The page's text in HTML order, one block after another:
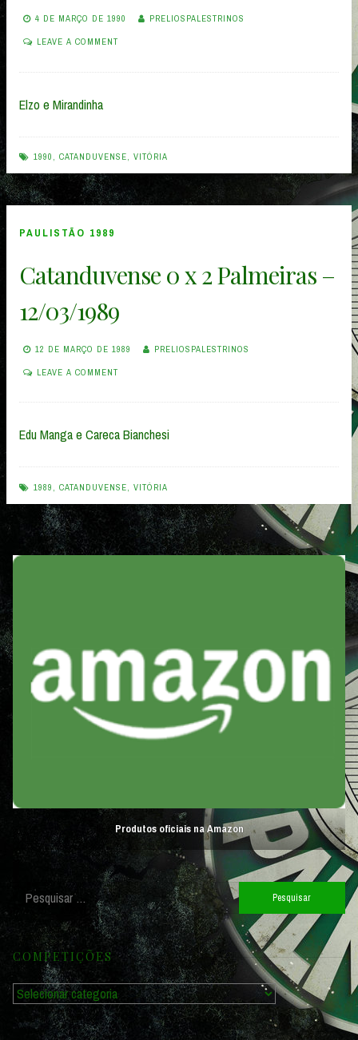
4 DE MARÇO DE 1990 PRELIOSPALESTRINOS
LEAVE A COMMENT
Elzo e Mirandinha
1990 , CATANDUVENSE, VITÓRIA
PAULISTÃO 1989
Catanduvense 0 x 2 Palmeiras –
12/03/1989
12 DE MARÇO DE 1989 PRELIOSPALESTRINOS
LEAVE A COMMENT
Edu Manga e Careca Bianchesi
1989 , CATANDUVENSE, VITÓRIA
Produtos oficiais na Amazon
Pesquisar
por:
COMPETIÇÕES
Competições